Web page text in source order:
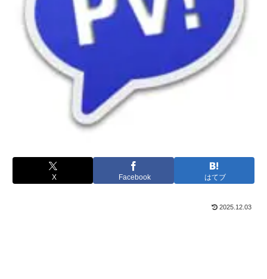
X Facebook はてブ
2025.12.03